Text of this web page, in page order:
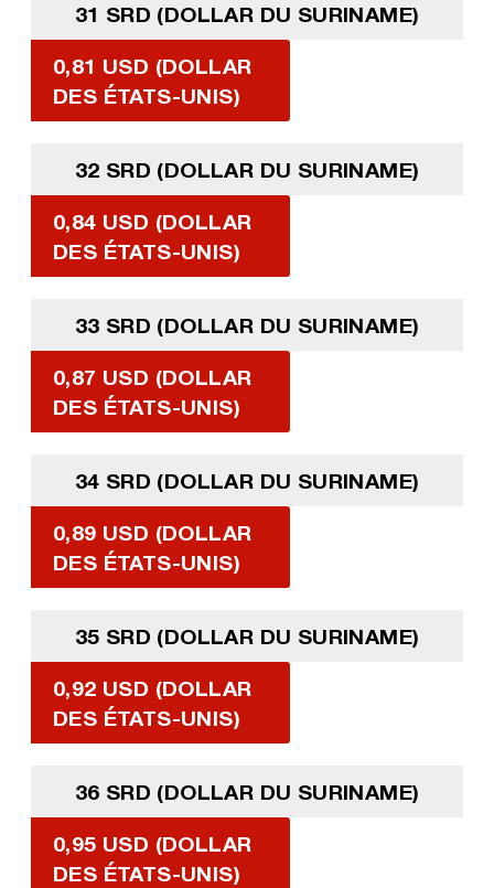
31 SRD (DOLLAR DU SURINAME)
0,81 USD (DOLLAR
DES ÉTATS-UNIS)
32 SRD (DOLLAR DU SURINAME)
0,84 USD (DOLLAR
DES ÉTATS-UNIS)
33 SRD (DOLLAR DU SURINAME)
0,87 USD (DOLLAR
DES ÉTATS-UNIS)
34 SRD (DOLLAR DU SURINAME)
0,89 USD (DOLLAR
DES ÉTATS-UNIS)
35 SRD (DOLLAR DU SURINAME)
0,92 USD (DOLLAR
DES ÉTATS-UNIS)
36 SRD (DOLLAR DU SURINAME)
0,95 USD (DOLLAR
DES ÉTATS-UNIS)